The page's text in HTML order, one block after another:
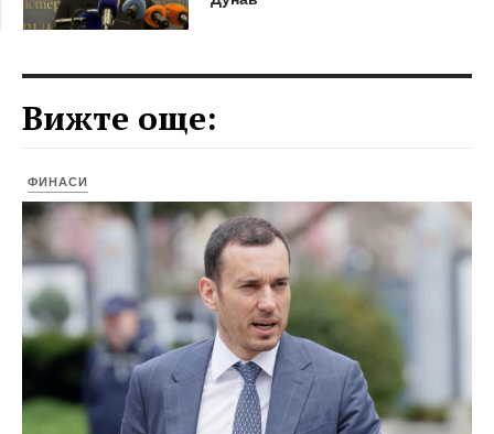
Вижте още:
ФИНАСИ